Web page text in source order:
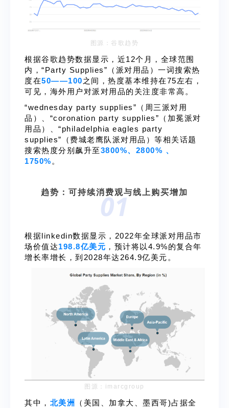
图源：谷歌趋势
根据谷歌趋势数据显示，近12个月，全球范围
内，“Party Supplies”（派对用品）一词搜索热
度在50——100之间，热度基本维持在75左右，
可见，海外用户对派对用品的关注度非常高。
“wednesday party supplies”（周三派对用
品）、“coronation party supplies”（加冕派对
用品）、“philadelphia eagles party
supplies”（费城老鹰队派对用品）等相关话题
搜索热度分别飙升至3800%、2800% 、
1750% 。
01
趋势：可持续消费观与线上购买增加
根据linkedin数据显示，2022年全球派对用品市
场价值达198.8亿美元 ，预计将以4.9%的复合年
增长率增长，到2028年达264.9亿美元。
图源：imarcgroup
其中， 北美洲
（美国、加拿大、墨西哥)占据全